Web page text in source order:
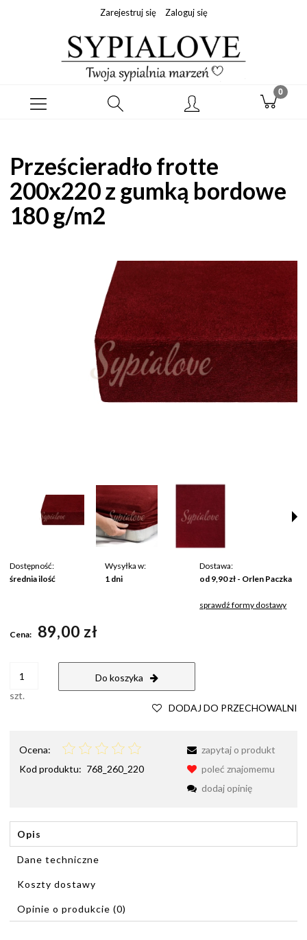
Zarejestruj się Zaloguj się
Prześcieradło frotte
200x220 z gumką bordowe
180 g/m2
Dostępność:
średnia ilość
Wysyłka w:
1 dni
Dostawa:
od 9,90 zł - Orlen Paczka
sprawdź formy dostawy
Cena: 89,00 zł
szt.
Do koszyka
DODAJ DO PRZECHOWALNI
Ocena:
Kod produktu: 768_260_220
zapytaj o produkt
poleć znajomemu
dodaj opinię
Opis
Dane techniczne
Koszty dostawy
Cena nie zawiera ewentualnych kosztów płatności
Opinie o produkcie (0)